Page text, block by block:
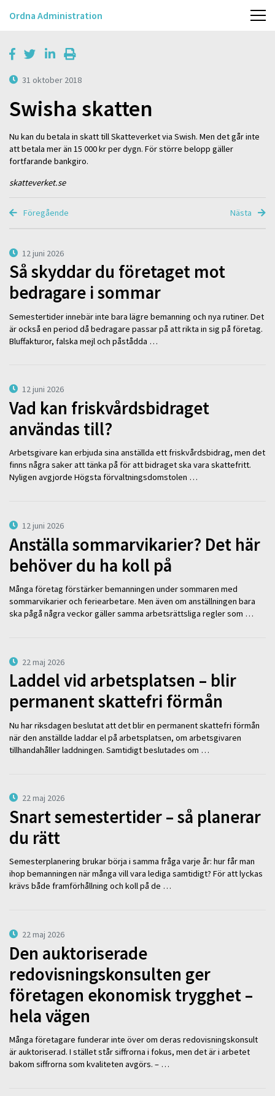
Ordna Administration
31 oktober 2018
Swisha skatten
Nu kan du betala in skatt till Skatteverket via Swish. Men det går inte
att betala mer än 15 000 kr per dygn. För större belopp gäller
fortfarande bankgiro.
skatteverket.se
Föregående Nästa
12 juni 2026
Så skyddar du företaget mot
bedragare i sommar
Semestertider innebär inte bara lägre bemanning och nya rutiner. Det
är också en period då bedragare passar på att rikta in sig på företag.
Bluffakturor, falska mejl och påstådda …
12 juni 2026
Vad kan friskvårdsbidraget
användas till?
Arbetsgivare kan erbjuda sina anställda ett friskvårdsbidrag, men det
finns några saker att tänka på för att bidraget ska vara skattefritt.
Nyligen avgjorde Högsta förvaltningsdomstolen …
12 juni 2026
Anställa sommarvikarier? Det här
behöver du ha koll på
Många företag förstärker bemanningen under sommaren med
sommarvikarier och feriearbetare. Men även om anställningen bara
ska pågå några veckor gäller samma arbetsrättsliga regler som …
22 maj 2026
Laddel vid arbetsplatsen – blir
permanent skattefri förmån
Nu har riksdagen beslutat att det blir en permanent skattefri förmån
när den anställde laddar el på arbetsplatsen, om arbetsgivaren
tillhandahåller laddningen. Samtidigt beslutades om …
22 maj 2026
Snart semestertider – så planerar
du rätt
Semesterplanering brukar börja i samma fråga varje år: hur får man
ihop bemanningen när många vill vara lediga samtidigt? För att lyckas
krävs både framförhållning och koll på de …
22 maj 2026
Den auktoriserade
redovisningskonsulten ger
företagen ekonomisk trygghet –
hela vägen
Många företagare funderar inte över om deras redovisningskonsult
är auktoriserad. I stället står siffrorna i fokus, men det är i arbetet
bakom siffrorna som kvaliteten avgörs. – …